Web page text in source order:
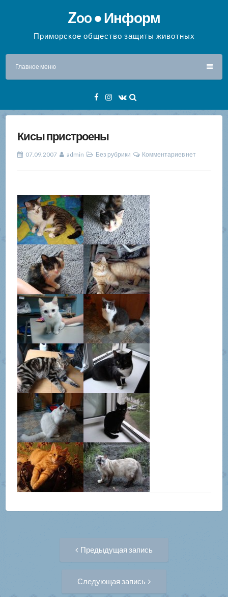
содержимому
Zoo ● Информ
Приморское общество защиты животных
Главное меню
Facebook
Instagram
VK
Кисы пристроены
07.09.2007 admin Без рубрики Комментариев нет
НавигацияПредыдущая запись
Следующая запись